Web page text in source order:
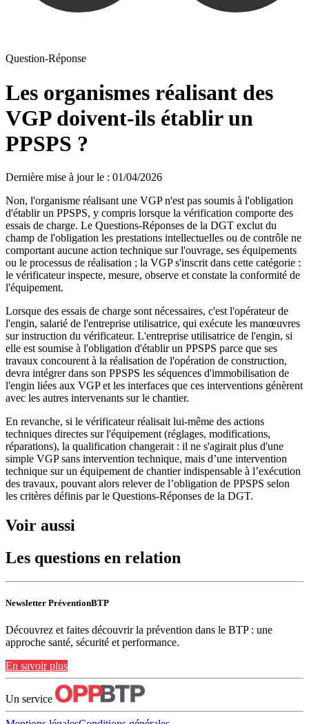
Question-Réponse
Les organismes réalisant des
VGP doivent-ils établir un
PPSPS ?
Dernière mise à jour le : 01/04/2026
Non, l'organisme réalisant une VGP n'est pas soumis à l'obligation
d'établir un PPSPS, y compris lorsque la vérification comporte des
essais de charge. Le Questions‑Réponses de la DGT exclut du
champ de l'obligation les prestations intellectuelles ou de contrôle ne
comportant aucune action technique sur l'ouvrage, ses équipements
ou le processus de réalisation ; la VGP s'inscrit dans cette catégorie :
le vérificateur inspecte, mesure, observe et constate la conformité de
l'équipement.
Lorsque des essais de charge sont nécessaires, c'est l'opérateur de
l'engin, salarié de l'entreprise utilisatrice, qui exécute les manœuvres
sur instruction du vérificateur. L'entreprise utilisatrice de l'engin, si
elle est soumise à l'obligation d'établir un PPSPS parce que ses
travaux concourent à la réalisation de l'opération de construction,
devra intégrer dans son PPSPS les séquences d'immobilisation de
l'engin liées aux VGP et les interfaces que ces interventions génèrent
avec les autres intervenants sur le chantier.
En revanche, si le vérificateur réalisait lui‑même des actions
techniques directes sur l'équipement (réglages, modifications,
réparations), la qualification changerait : il ne s'agirait plus d'une
simple VGP sans intervention technique, mais d’une intervention
technique sur un équipement de chantier indispensable à l’exécution
des travaux, pouvant alors relever de l’obligation de PPSPS selon
les critères définis par le Questions‑Réponses de la DGT.
Voir aussi
Les questions en relation
Newsletter PréventionBTP
Découvrez et faites découvrir la prévention dans le BTP : une
approche santé, sécurité et performance.
En savoir plus
Un service